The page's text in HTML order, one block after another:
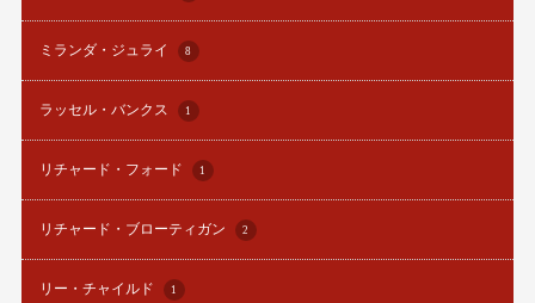
ミランダ・ジュライ 8
ラッセル・バンクス 1
リチャード・フォード 1
リチャード・ブローティガン 2
リー・チャイルド 1